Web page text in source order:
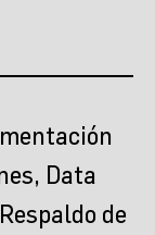
Data
de